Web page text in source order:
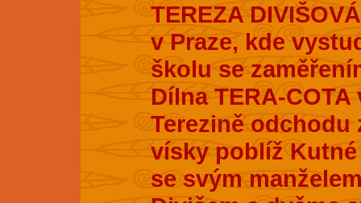
TEREZA
v Praze, kde
školu se
Dílna TERA-
Terezině odchodu
vísky poblíž Kutné
se svým